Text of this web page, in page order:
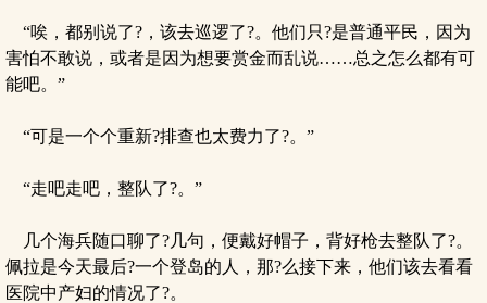
“唉，都别说了?，该去巡逻了?。他们只?是普通平民，因为
害怕不敢说，或者是因为想要赏金而乱说……总之怎么都有可
能吧。”
“可是一个个重新?排查也太费力了?。”
“走吧走吧，整队了?。”
几个海兵随口聊了?几句，便戴好帽子，背好枪去整队了?。
佩拉是今天最后?一个登岛的人，那?么接下来，他们该去看看
医院中产妇的情况了?。